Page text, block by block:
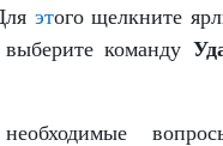
этого щелкните
команду